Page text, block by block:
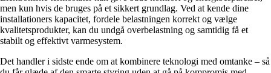
men kun hvis de bruges på et sikkert grundlag. Ved at kende dine
installationers kapacitet, fordele belastningen korrekt og vælge
kvalitetsprodukter, kan du undgå overbelastning og samtidig få et
stabilt og effektivt varmesystem.
Det handler i sidste ende om at kombinere teknologi med omtanke – så